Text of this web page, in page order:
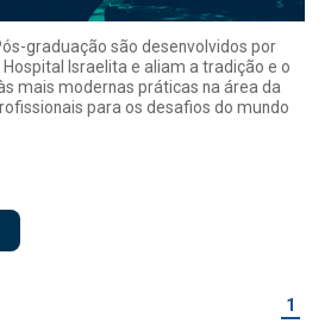
graduação são desenvolvidos por
Israelita e aliam a tradição e o
mais modernas práticas na área da
para os desafios do mundo
1